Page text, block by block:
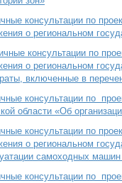
консультации по
о региональном
консультации по
о региональном
включенные в
консультации по
области «Об
консультации по
о региональном
самоходных машин
консультации по